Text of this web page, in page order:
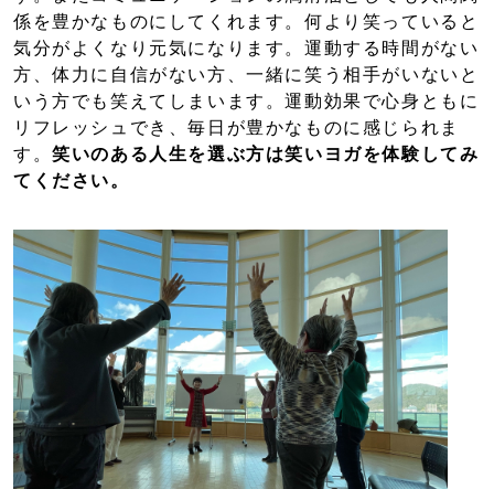
係を豊かなものにしてくれます。何より笑っていると
気分がよくなり元気になります。運動する時間がない
方、体力に自信がない方、一緒に笑う相手がいないと
いう方でも笑えてしまいます。運動効果で心身ともに
リフレッシュでき、毎日が豊かなものに感じられま
す。笑いのある人生を選ぶ方は笑いヨガを体験してみ
てください。